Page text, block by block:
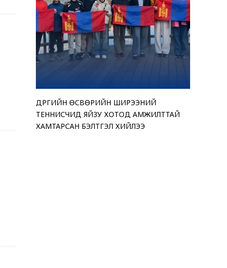
ДҮҮРГИЙН ӨСВӨРИЙН ШИРЭЭНИЙ
ТЕННИСЧИД ЯЙЗУ ХОТОД АМЖИЛТТАЙ
ХАМТАРСАН БЭЛТГЭЛ ХИЙЛЭЭ